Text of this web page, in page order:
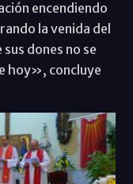
encendiendo
la venida del
dones no se
hoy», concluye